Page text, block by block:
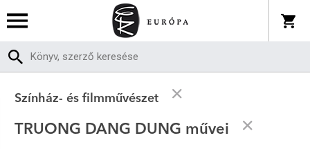
Színház- és filmművészet
TRUONG DANG DUNG művei